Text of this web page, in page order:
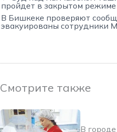
пройдет в закрытом режиме
В Бишкеке проверяют
эвакуированы сотрудники
Смотрите также
В